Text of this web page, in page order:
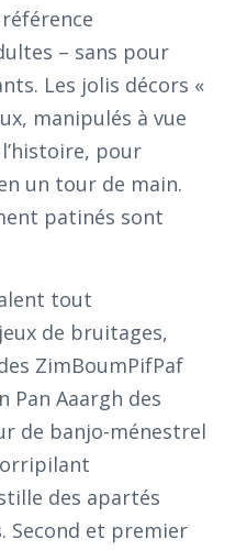
– sans pour
Les jolis décors «
manipulés à vue
pour
un tour de main.
patinés sont
tout
de bruitages,
ZimBoumPifPaf
Pan Aaargh des
de banjo-ménestrel
des apartés
Second et premier